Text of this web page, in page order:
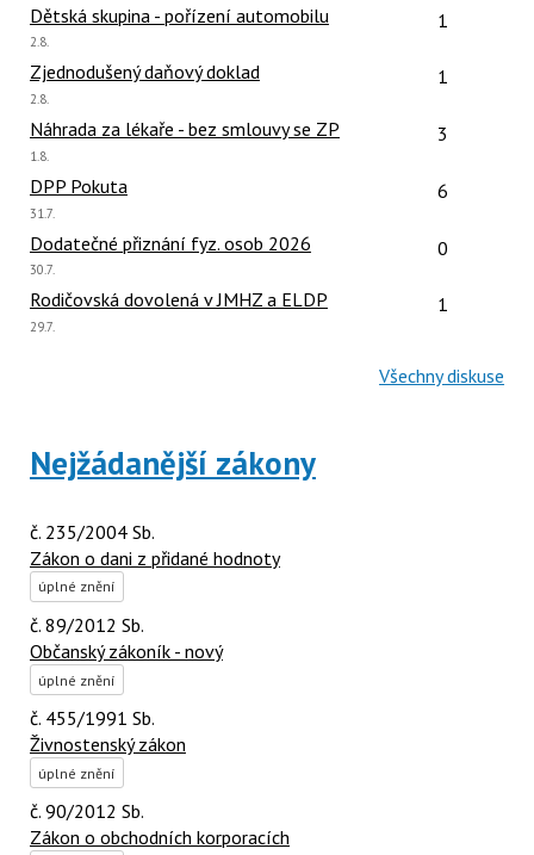
Dětská skupina - pořízení automobilu Počet
1
Poslední
2.8.
Zjednodušený daňový doklad Počet
1
Poslední
2.8.
Náhrada za lékaře - bez smlouvy se ZP Počet
3
Poslední
1.8.
DPP Pokuta Počet
6
Poslední
31.7.
Dodatečné přiznání fyz. osob 2026 Počet
0
Poslední
30.7.
Rodičovská dovolená v JMHZ a ELDP Počet
1
Poslední
29.7.
Všechny diskuse
Nejžádanější zákony
č. 235/2004 Sb.
Zákon o dani z přidané hodnoty
úplné znění
č. 89/2012 Sb.
Občanský zákoník - nový
úplné znění
č. 455/1991 Sb.
Živnostenský zákon
úplné znění
č. 90/2012 Sb.
Zákon o obchodních korporacích